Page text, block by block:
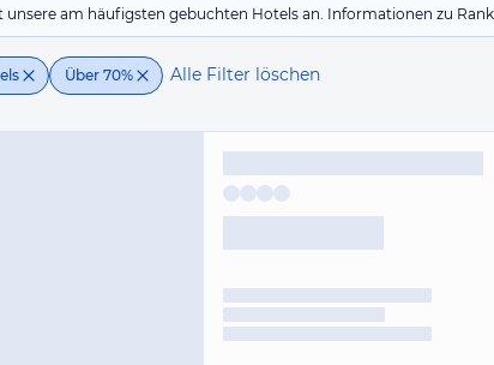
unsere am häufigsten gebuchten Hotels an. Informationen zu
Über 70% Alle Filter löschen